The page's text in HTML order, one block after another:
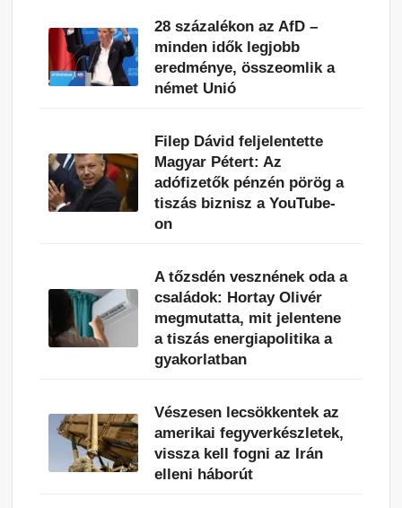
28 százalékon az AfD –
minden idők legjobb
eredménye, összeomlik a
német Unió
Filep Dávid feljelentette
Magyar Pétert: Az
adófizetők pénzén pörög a
tiszás biznisz a YouTube-
on
A tőzsdén vesznének oda a
családok: Hortay Olivér
megmutatta, mit jelentene
a tiszás energiapolitika a
gyakorlatban
Vészesen lecsökkentek az
amerikai fegyverkészletek,
vissza kell fogni az Irán
elleni háborút